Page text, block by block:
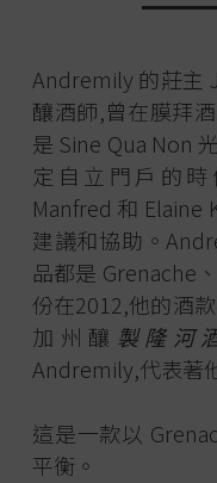
Andremily 的莊主
釀酒師,曾在膜拜
是 Sine Qua Non
定自立門戶的時
Manfred 和 Elaine
建議和協助。
品都是 Grenache
份在2012,他的酒
加州釀 製隆河
Andremily,代表著
這是一款以
平衡。